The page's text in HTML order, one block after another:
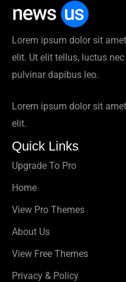
Lorem ipsum dolor sit
elit. Ut elit tellus, luctus
pulvinar dapibus leo.
Lorem ipsum dolor sit
elit.
Quick Links
Upgrade To Pro
Home
View Pro Themes
About Us
View Free Themes
Privacy & Policy